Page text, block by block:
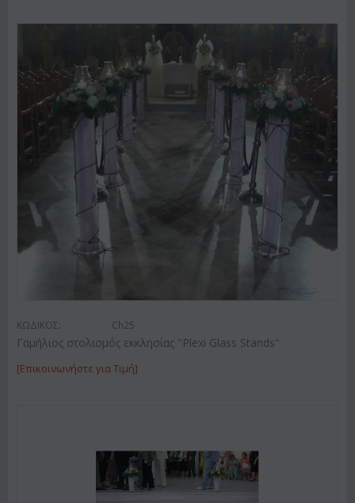
ΚΩΔΙΚΟΣ: Ch25
Γαμήλιος στολισμός εκκλησίας "Plexi Glass Stands"
[Επικοινωνήστε για Τιμή]